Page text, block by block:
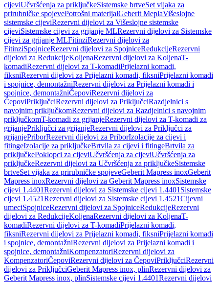
cijeviUčvršćenja za priključkeSistemske brtveSet vijaka za
prirubničke spojevePotrošni materijalGeberit MeplaVišeslojne
sistemske cijeviRezervni dijelovi za Višeslojne sistemske
cijeviSistemske cijevi za grijanje MLRezervni dijelovi za Sistemske
cijevi za grijanje MLFitinziRezervni dijelovi za
FitinziSpojniceRezervni dijelovi za SpojniceRedukcijeRezervni
dijelovi za RedukcijeKoljenaRezervni dijelovi za KoljenaT-
komadiRezervni dijelovi za T-komadiPrijelazni komadi,
fiksniRezervni dijelovi za Prijelazni komadi, fiksniPrijelazni komadi
i spojnice, demontažniRezervni dijelovi za Prijelazni komadi i
spojnice, demontažniČepoviRezervni dijelovi za
ČepoviPriključciRezervni dijelovi za PriključciRazdjelnici s
navojnim priključkomRezervni dijelovi za Razdjelnici s navojnim
priključkomT-komadi za grijanjeRezervni dijelovi za T-komadi za
grijanjePriključci za grijanjeRezervni dijelovi za Priključci za
grijanjePriborRezervni dijelovi za PriborIzolacije za cijevi i
fitingeIzolacije za priključkeBrtvila za cijevi i fitingeBrtvila za
priključkePoklopci za cijeviUčvršćenja za cijeviUčvršćenja za
priključkeRezervni dijelovi za Učvršćenja za priključkeSistemske
brtveSet vijaka za prirubničke spojeveGeberit Mapress inoxGeberit
Mapress inoxRezervni dijelovi za Geberit Mapress inoxSistemske
cijevi 1.4401Rezervni dijelovi za Sistemske cijevi 1.4401 Sistemske
cijevi 1.4521Rezervni dijelovi za Sistemske cijevi 1.4521Cijevni
umeciSpojniceRezervni dijelovi za SpojniceRedukcijeRezervni
dijelovi za RedukcijeKoljenaRezervni dijelovi za KoljenaT-
komadiRezervni dijelovi za T-komadiPrijelazni komadi,
fiksniRezervni dijelovi za Prijelazni komadi, fiksniPrijelazni komadi
i spojnice, demontažniRezervni dijelovi za Prijelazni komadi i
spojnice, demontažniKompenzatoriRezervni dijelovi za
KompenzatoriČepoviRezervni dijelovi za ČepoviPriključciRezervni
dijelovi za PriključciGeberit Mapress inox, plinRezervni dijelovi za
Geberit Mapress inox, plinSistemske cijevi 1.4401Rezervni dijelovi